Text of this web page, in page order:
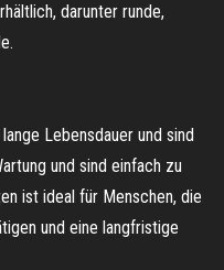
darunter runde,
Lebensdauer und sind
und sind einfach zu
ist ideal für Menschen, die
und eine langfristige